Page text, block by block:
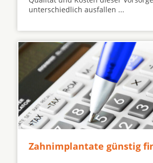
unterschiedlich ausfallen ...
Zahnimplantate günstig